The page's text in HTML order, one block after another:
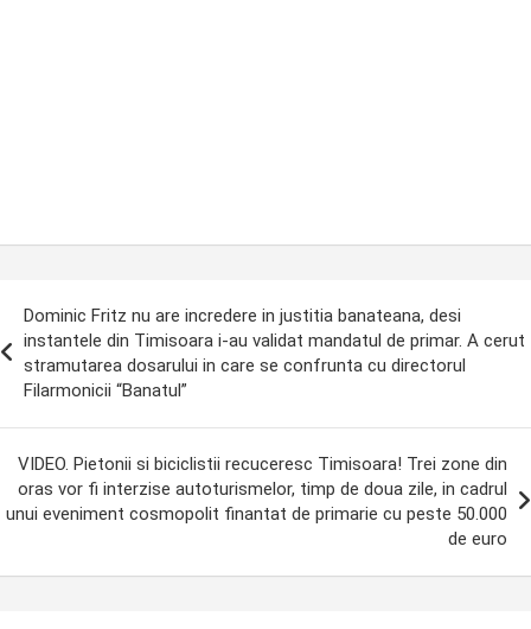
Dominic Fritz nu are incredere in justitia banateana, desi
instantele din Timisoara i-au validat mandatul de primar. A cerut
stramutarea dosarului in care se confrunta cu directorul
Filarmonicii “Banatul”
VIDEO. Pietonii si biciclistii recuceresc Timisoara! Trei zone din
oras vor fi interzise autoturismelor, timp de doua zile, in cadrul
unui eveniment cosmopolit finantat de primarie cu peste 50.000
de euro